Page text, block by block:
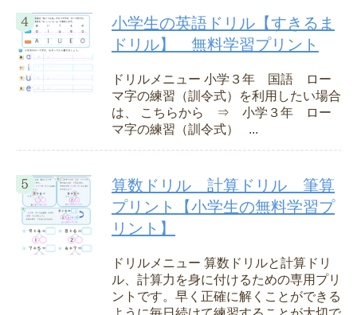
小学生の英語ドリル【すきるま
ドリル】 無料学習プリント
ドリルメニュー 小学３年 国語 ロー
マ字の練習（訓令式）を利用したい場合
は、 こちらから ⇒ 小学３年 ロー
マ字の練習（訓令式） ...
算数ドリル 計算ドリル 筆算
プリント【小学生の無料学習プ
リント】
ドリルメニュー 算数ドリルと計算ドリ
ル、計算力を身に付けるための専用プリ
ントです。早く正確に解くことができる